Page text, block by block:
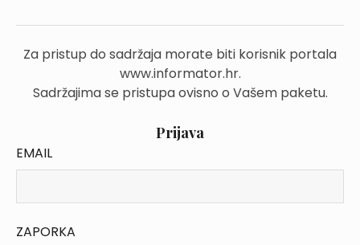
Za pristup do sadržaja morate biti korisnik portala
www.informator.hr.
Sadržajima se pristupa ovisno o Vašem paketu.
Prijava
EMAIL
ZAPORKA